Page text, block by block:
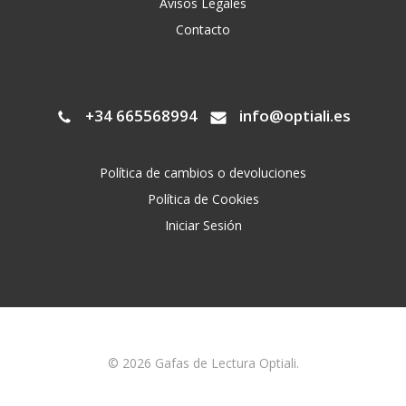
Contacto
+34 665568994 info@optiali.es
Política de cambios o devoluciones
Política de Cookies
Iniciar Sesión
© 2026 Gafas de Lectura Optiali.